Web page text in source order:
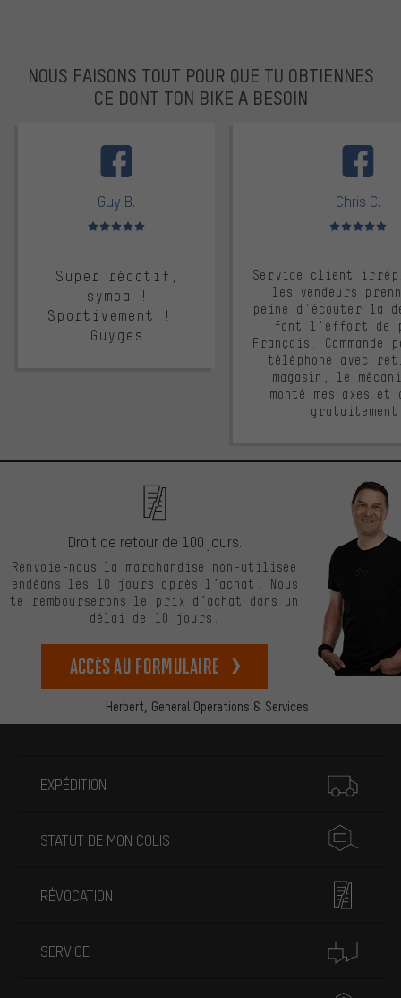
NOUS FAISONS TOUT POUR QUE TU OBTIENNES
CE DONT TON BIKE A BESOIN
Guy B.
Note moyenne : 5 sur 5
Super réactif,
sympa !
Sportivement !!!
Guyges
Chris C.
Note moyenne :
Service client
les vendeurs
peine d'écouter la
font l'effort de
Français. Commande
téléphone avec
magasin, le
monté mes axes et
Herbert, General Operations & Services
Droit de retour de 100 jours.
Renvoie-nous la marchandise non-utilisée
endéans les 10 jours après l’achat. Nous
te rembourserons le prix d’achat dans un
délai de 10 jours.
Accès au formulaire
EXPÉDITION
STATUT DE MON COLIS
RÉVOCATION
SERVICE